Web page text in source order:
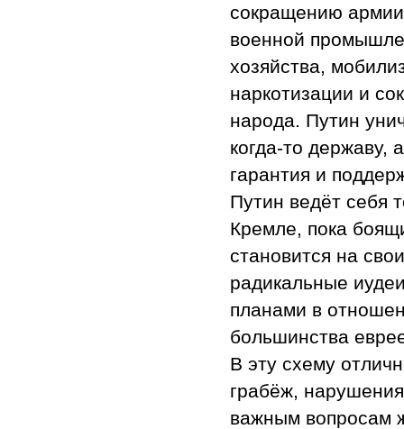
сокращению
военной
хозяйства,
наркотизации и
народа. Путин
когда-то
гарантия и
Путин ведёт себя
Кремле, пока
становится на
радикальные
планами в
большинства
В эту схему
грабёж,
важным вопросам